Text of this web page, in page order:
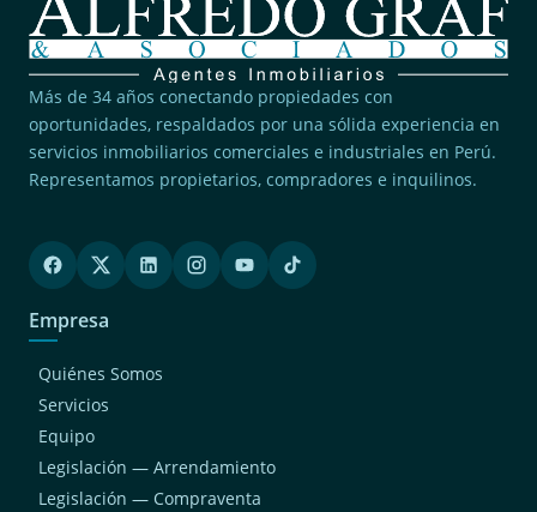
Más de 34 años conectando propiedades con
oportunidades, respaldados por una sólida experiencia en
servicios inmobiliarios comerciales e industriales en Perú.
Representamos propietarios, compradores e inquilinos.
Empresa
Quiénes Somos
Servicios
Equipo
Legislación — Arrendamiento
Legislación — Compraventa